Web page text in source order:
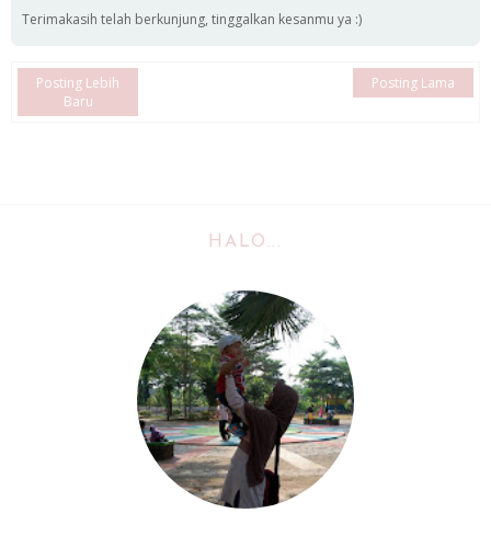
Terimakasih telah berkunjung, tinggalkan kesanmu ya :)
Posting Lebih
Baru
Posting Lama
HALO...